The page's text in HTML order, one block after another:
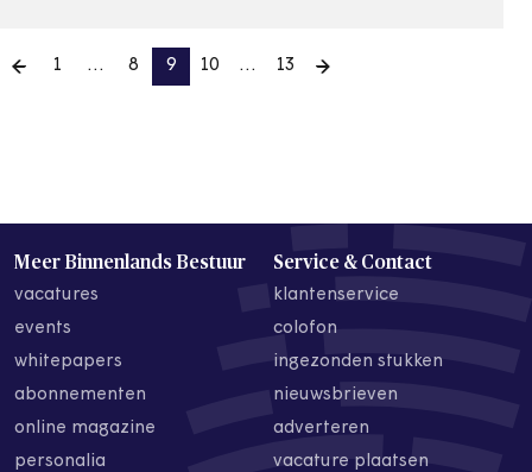
1 … 8 9 10 … 13
Meer Binnenlands Bestuur
vacatures
events
whitepapers
abonnementen
online magazine
personalia
Service & Contact
klantenservice
colofon
ingezonden stukken
nieuwsbrieven
adverteren
vacature plaatsen